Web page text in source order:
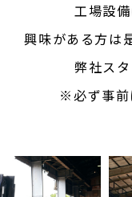
工場設
興味がある方は
弊社ス
※必ず事前